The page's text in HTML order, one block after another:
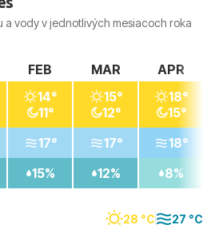
vody v jednotlivých mesiacoch roka
28 °C 27 °C
FEB
14°
11°
17°
15%
MAR
15°
12°
17°
12%
APR
18°
15°
18°
8%